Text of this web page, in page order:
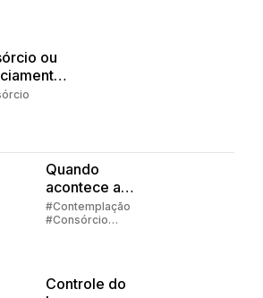
ou
pensa
Quando
acontece a
contemplação
no consórcio?
#Contemplação
#Consórcio
Controle do